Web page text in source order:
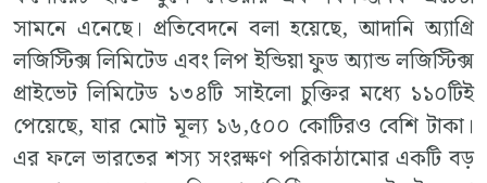
সামনে এনেছে। প্রতিবেদনে বলা হয়েছে, আদানি অ্যাগ্রি
লজিস্টিক্স লিমিটেড এবং লিপ ইন্ডিয়া ফুড অ্যান্ড লজিস্টিক্স
প্রাইভেট লিমিটেড ১৩৪টি সাইলো চুক্তির মধ্যে ১১০টিই
পেয়েছে, যার মোট মূল্য ১৬,৫০০ কোটিরও বেশি টাকা।
এর ফলে ভারতের শস্য সংরক্ষণ পরিকাঠামোর একটি বড়